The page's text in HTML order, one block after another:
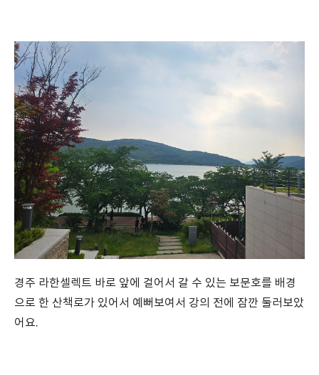
경주 라한셀렉트 바로 앞에 걸어서 갈 수 있는 보문호를 배경
으로 한 산책로가 있어서 예뻐보여서 강의 전에 잠깐 둘러보았
어요.